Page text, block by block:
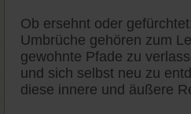
Ob ersehnt oder
Umbrüche gehören zum
gewohnte Pfade zu
und sich selbst neu zu
diese innere und äußere